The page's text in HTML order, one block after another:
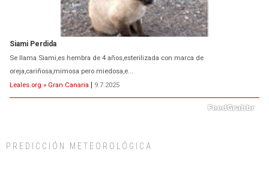
Siami Perdida
Se llama Siami,es hembra de 4 años,esterilizada con marca de
oreja,cariñosa,mimosa pero miedosa,e...
Leales.org » Gran Canaria | 9.7.2025
PREDICCIÓN METEOROLÓGICA